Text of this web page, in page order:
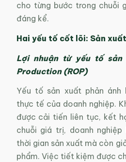
cho từng bước trong chuỗi
đáng kể.
Hai yếu tố cốt lõi: Sản
Lợi nhuận từ yếu tố
Production (ROP)
Yếu tố sản xuất phản ánh
thực tế của doanh nghiệp.
được cải tiến liên tục, kết
chuỗi giá trị, doanh
thời gian sản xuất mà còn
phẩm. Việc tiết kiệm được